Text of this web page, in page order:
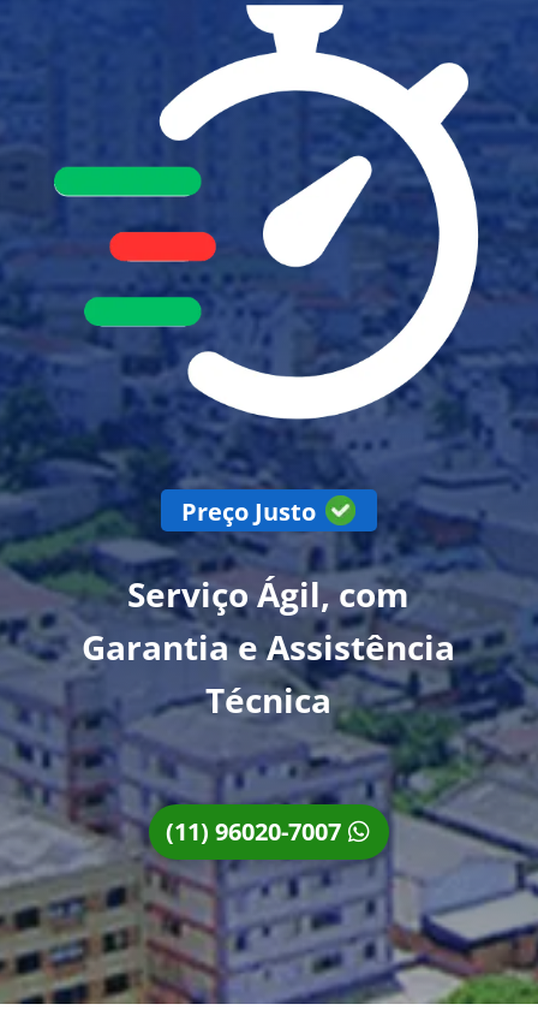
Preço Justo
Serviço Ágil, com
Garantia e Assistência
Técnica
(11) 96020-7007